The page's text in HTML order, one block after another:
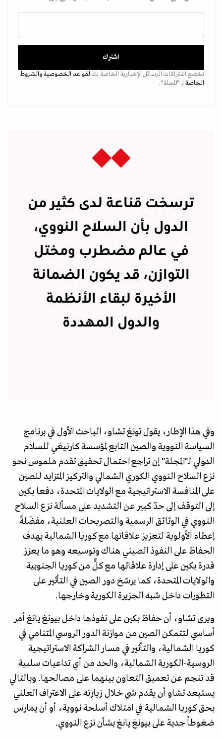
تخضع اشتراكات الرسائل الإخبارية الخاصة بكلقواعد الخصوصيةوالشروط
الخاصة بـ “المجلة".
ترسخت قناعة لدى كثير من
الدول بأن السلاح النووي،
في عالم مضطرب ومختل
التوازن، قد يكون الضمانة
الأخيرة لبقاء الأنظمة
والدول المهددة
وفي هذا الإطار، يقول تونغ تشاو، الباحث الأول في برنامج
السياسة النووية والصين التابع لمؤسسة كارنيغي للسلام
الدولي لـ"المجلة" إن تراجع احتمال تحقيق تقدم ملموس نحو
نزع السلاح النووي الكوري الشمالي والتركيز المتزايد للصين
على المنافسة الاستراتيجية مع الولايات المتحدة، دفعا بكين
إلى التوقف إلى حدّ كبير عن التشديد على مسألة نزع السلاح
النووي في الوثائق الرسمية والتصريحات العلنية، مفضّلةً
إعطاء الأولوية لتعزيز علاقاتها مع كوريا الشمالية بهدف
الحفاظ على النفوذ الصيني هناك وتوسيعه وهو ما يعزز
قدرة بكين على إدارة علاقاتها مع كلٍّ من كوريا الجنوبية
والولايات المتحدة، كما يرسّخ دور الصين في التأثير على
التطورات داخل شبه الجزيرة الكورية وخارجها.
ويرى تشاو، أن حفاظ بكين على نفوذها داخل بيونغ يانغ أمر
أساسي لتتمكن الصين من موازنة الدور الروسي المتنامي في
كوريا الشمالية، والتأثير في مسار الشراكة الاستراتيجية
الروسية-الكورية الشمالية، والحد من أي تداعيات سلبية
قد تنجم عن تعميق التعاون بينهما على مصالحها. وبالتالي
يستبعد تشاو أن يقدم شي خلال زيارته على الاعتراف العلني
بحق كوريا الشمالية في امتلاك أسلحة نووية، أو أن يمارس
ضغوطاً جدية على بيونغ يانغ بشأن نزع النووي.